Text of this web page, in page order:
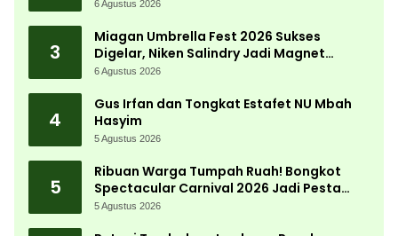
6 Agustus 2026
3
Miagan Umbrella Fest 2026 Sukses
Digelar, Niken Salindry Jadi Magnet
Ribuan Pengunjung
6 Agustus 2026
4
Gus Irfan dan Tongkat Estafet NU Mbah
Hasyim
5 Agustus 2026
5
Ribuan Warga Tumpah Ruah! Bongkot
Spectacular Carnival 2026 Jadi Pesta
Kemerdekaan Terbesar di Peterongan
5 Agustus 2026